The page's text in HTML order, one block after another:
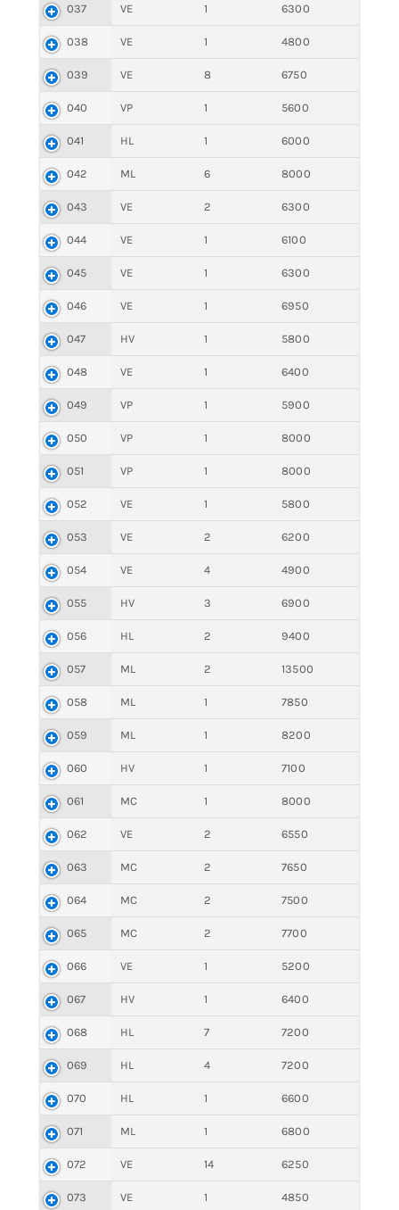
037 VE 1 6300
038 VE 1 4800
039 VE 8 6750
040 VP 1 5600
041 HL 1 6000
042 ML 6 8000
043 VE 2 6300
044 VE 1 6100
045 VE 1 6300
046 VE 1 6950
047 HV 1 5800
048 VE 1 6400
049 VP 1 5900
050 VP 1 8000
051 VP 1 8000
052 VE 1 5800
053 VE 2 6200
054 VE 4 4900
055 HV 3 6900
056 HL 2 9400
057 ML 2 13500
058 ML 1 7850
059 ML 1 8200
060 HV 1 7100
061 MC 1 8000
062 VE 2 6550
063 MC 2 7650
064 MC 2 7500
065 MC 2 7700
066 VE 1 5200
067 HV 1 6400
068 HL 7 7200
069 HL 4 7200
070 HL 1 6600
071 ML 1 6800
072 VE 14 6250
073 VE 1 4850